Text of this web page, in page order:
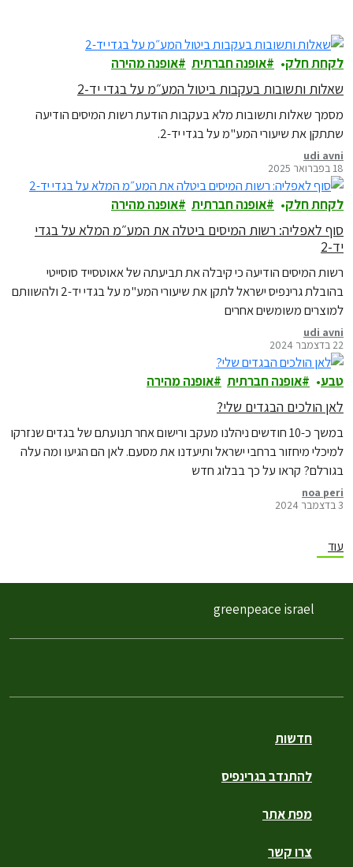
לקחת חלק אופנה חברתית אופנה מהירה
שאלות ותשובות בעקבות ביטול המע״מ על בגדי יד-2
מסמך שאלות ותשובות מלא בעקבות הודעת רשות המיסים הודיעה
שתתקן את שיעורי המע"מ על בגדי יד-2.
udi avni
18 בפברואר 2025
לקחת חלק אופנה חברתית אופנה מהירה
סוף לאפליה: רשות המיסים ביטלה את המע״מ המלא על בגדי
יד-2
רשות המיסים הודיעה כי קיבלה את תביעתה של אאוטסייד סוסייטי
בהובלת גרינפיס ישראל לתקן את שיעורי המע"מ על בגדי יד-2 ולהשוותם
למוצרים משומשים אחרים
udi avni
22 בדצמבר 2024
טבע אופנה חברתית אופנה מהירה
לאן הולכים הבגדים שלי?
במשך כ-10 חודשים ניהלנו מעקב ורישום אחר תנועתם של בגדים שנזרקו
למיכלי מיחזור ברחבי ישראל ותיעדנו את מסעם. לאן הם הגיעו ומה עלה
בגורלם? קראו על כך בבלוג חדש
noa peri
3 בדצמבר 2024
עוד
חדשות
להתנדב בגרינפיס
מפת אתר
צרו קשר